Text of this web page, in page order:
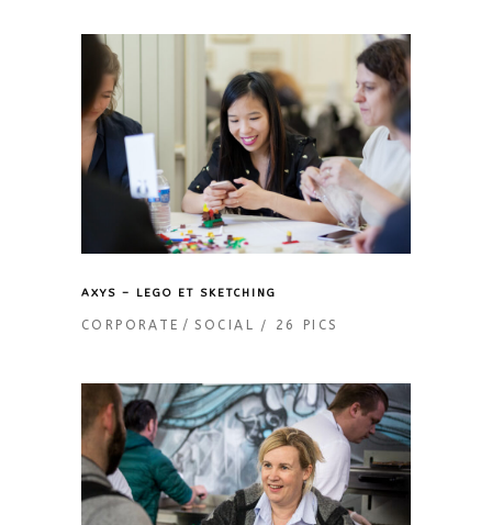
AXYS – LEGO ET SKETCHING
CORPORATE SOCIAL 26 PICS